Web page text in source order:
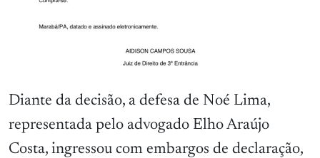
Diante da decisão, a defesa de Noé Lima,
representada pelo advogado Elho Araújo
Costa, ingressou com embargos de declaração,